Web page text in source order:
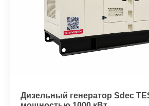
Дизельный генератор Sdec